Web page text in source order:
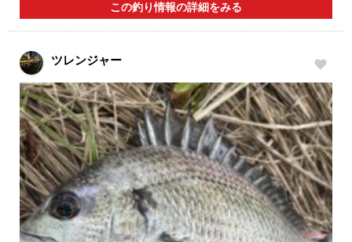
この釣り情報の詳細をみる
ツレンジャー